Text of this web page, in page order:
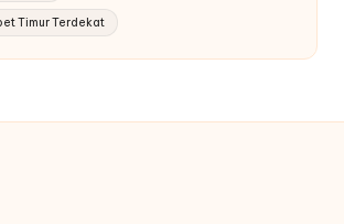
Timur Terdekat